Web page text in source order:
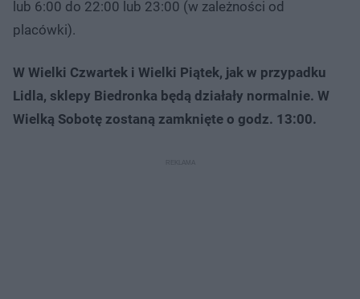
lub 6:00 do 22:00 lub 23:00 (w zależności od
placówki).
W Wielki Czwartek i Wielki Piątek, jak w przypadku
Lidla, sklepy Biedronka będą działały normalnie. W
Wielką Sobotę zostaną zamknięte o godz. 13:00.